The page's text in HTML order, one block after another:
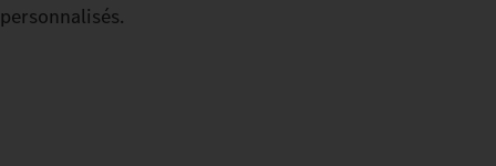
personnalisés.